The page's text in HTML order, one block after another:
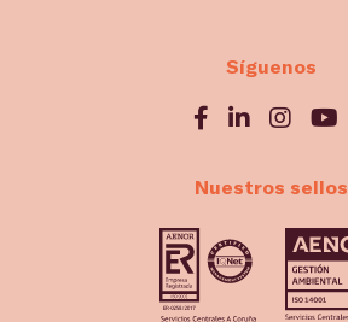
Síguenos
Nuestros sellos